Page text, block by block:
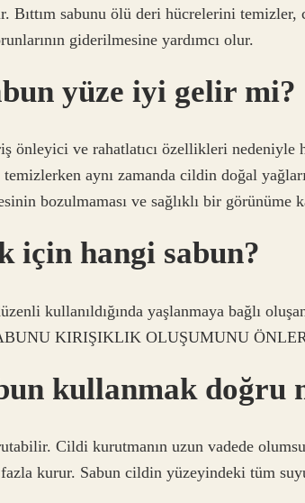
Bıttım sabunu ölü deri hücrelerini
giderilmesine yardımcı olur.
yüze iyi gelir mi?
önleyici ve rahatlatıcı özellikleri
aynı zamanda cildin doğal
bozulmaması ve sağlıklı bir görünüme
için hangi sabun?
kullanıldığında yaşlanmaya bağlı
KIRIŞIKLIK OLUŞUMUNU
kullanmak doğru
Cildi kurutmanın uzun vadede
fazla kurur. Sabun cildin yüzeyindeki tüm